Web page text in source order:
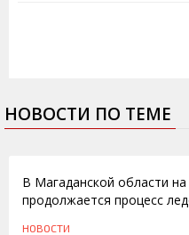
НОВОСТИ ПО ТЕМЕ
В Магаданской области
продолжается процесс
НОВОСТИ